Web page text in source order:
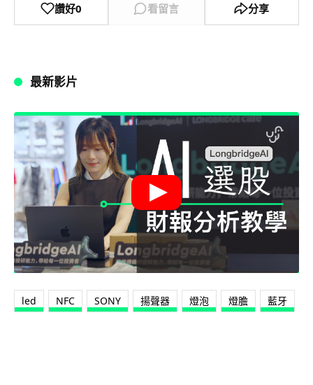
讚好0 看留言 分享
最新影片
led NFC SONY 揚聲器 燈泡 燈膽 藍牙